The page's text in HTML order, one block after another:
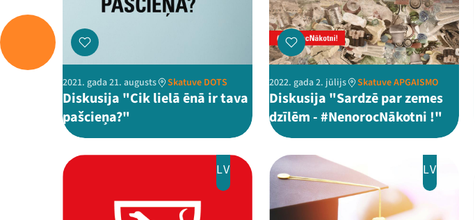
2021. gada 21. augusts Skatuve DOTS
Diskusija "Cik lielā ēnā ir tava
pašcieņa?"
2022. gada 2. jūlijs Skatuve APGAISMO
Diskusija "Sardzē par zemes
dzīlēm - #NenorocNākotni !"
LV LV